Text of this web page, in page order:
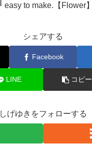
easy to make.【Flower】
シェアする
Facebook
LINE コピー
しげゆきをフォローする